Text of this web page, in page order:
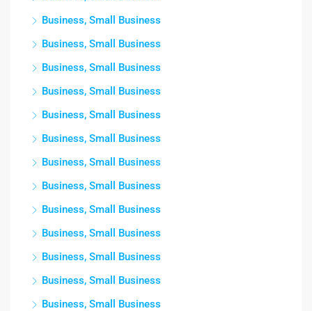
Business, Small Business
Business, Small Business
Business, Small Business
Business, Small Business
Business, Small Business
Business, Small Business
Business, Small Business
Business, Small Business
Business, Small Business
Business, Small Business
Business, Small Business
Business, Small Business
Business, Small Business